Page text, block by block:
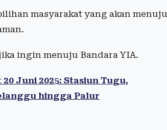
masyarakat yang akan menuju
ingin menuju Bandara YIA.
Juni 2025: Stasiun Tugu,
hingga Palur